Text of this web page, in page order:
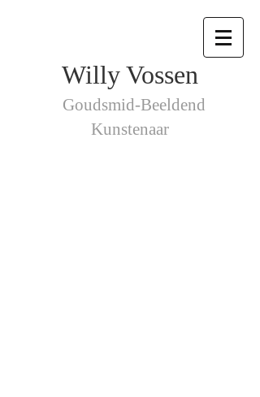
Willy Vossen
Goudsmid-Beeldend
Kunstenaar